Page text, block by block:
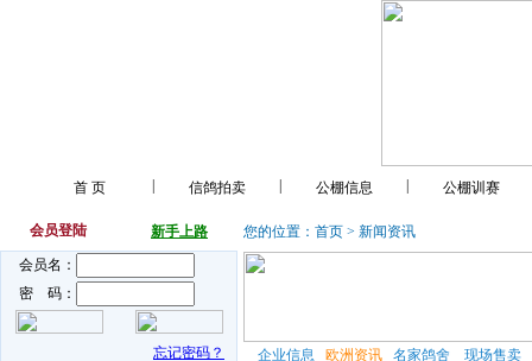
首 页 信鸽拍卖 公棚信息 公棚训赛
会员登陆
新手上路
会员名：
密 码：
忘记密码？
您的位置： 首页 > 新闻资讯
企业信息 欧洲资讯 名家鸽舍 现场售卖